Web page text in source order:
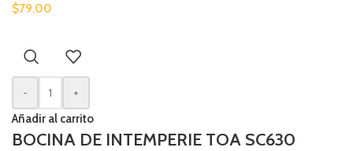
$79.00
-
+
Añadir al carrito
BOCINA DE INTEMPERIE TOA SC630